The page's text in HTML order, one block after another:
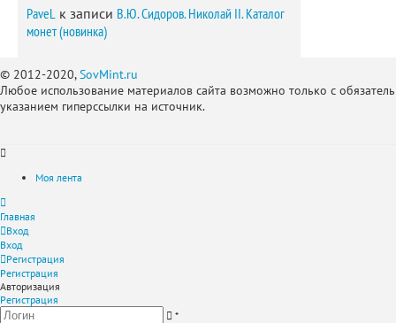
PaveL к записи В.Ю. Сидоров. Николай II. Каталог
монет (новинка)
© 2012-2020,SovMint.ru
Любое использование материалов сайта возможно только с
указанием гиперссылки на источник.
Моя лента
Главная
Вход
Вход
Регистрация
Регистрация
Авторизация
Регистрация
*